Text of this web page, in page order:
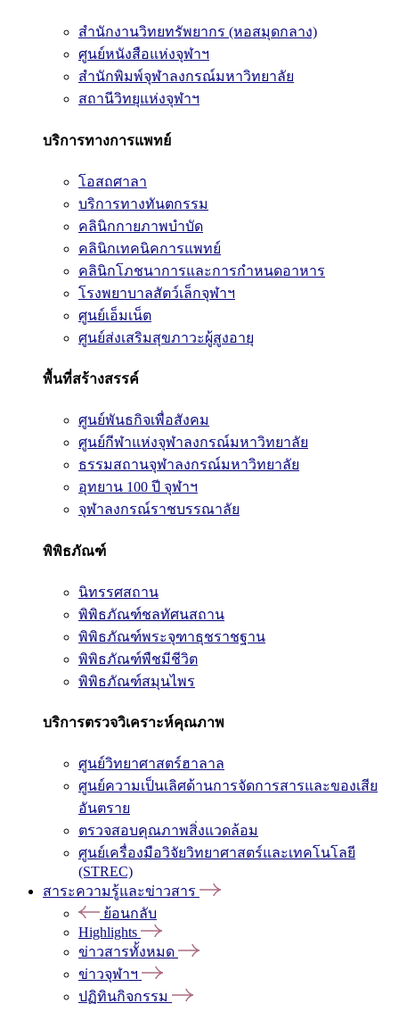
สำนักงานวิทยทรัพยากร (หอสมุดกลาง)
ศูนย์หนังสือแห่งจุฬาฯ
สำนักพิมพ์จุฬาลงกรณ์มหาวิทยาลัย
สถานีวิทยุแห่งจุฬาฯ
บริการทางการแพทย์
โอสถศาลา
บริการทางทันตกรรม
คลินิกกายภาพบำบัด
คลินิกเทคนิคการแพทย์
คลินิกโภชนาการและการกำหนดอาหาร
โรงพยาบาลสัตว์เล็กจุฬาฯ
ศูนย์เอ็มเน็ต
ศูนย์ส่งเสริมสุขภาวะผู้สูงอายุ
พื้นที่สร้างสรรค์
ศูนย์พันธกิจเพื่อสังคม
ศูนย์กีฬาแห่งจุฬาลงกรณ์มหาวิทยาลัย
ธรรมสถานจุฬาลงกรณ์มหาวิทยาลัย
อุทยาน 100 ปี จุฬาฯ
จุฬาลงกรณ์ราชบรรณาลัย
พิพิธภัณฑ์
นิทรรศสถาน
พิพิธภัณฑ์ชลทัศนสถาน
พิพิธภัณฑ์พระจุฑาธุชราชฐาน
พิพิธภัณฑ์พืชมีชีวิต
พิพิธภัณฑ์สมุนไพร
บริการตรวจวิเคราะห์คุณภาพ
ศูนย์วิทยาศาสตร์ฮาลาล
ศูนย์ความเป็นเลิศด้านการจัดการสารและของเสีย
อันตราย
ตรวจสอบคุณภาพสิ่งแวดล้อม
ศูนย์เครื่องมือวิจัยวิทยาศาสตร์และเทคโนโลยี
(STREC)
สาระความรู้และข่าวสาร
ย้อนกลับ
Highlights
ข่าวสารทั้งหมด
ข่าวจุฬาฯ
ปฏิทินกิจกรรม